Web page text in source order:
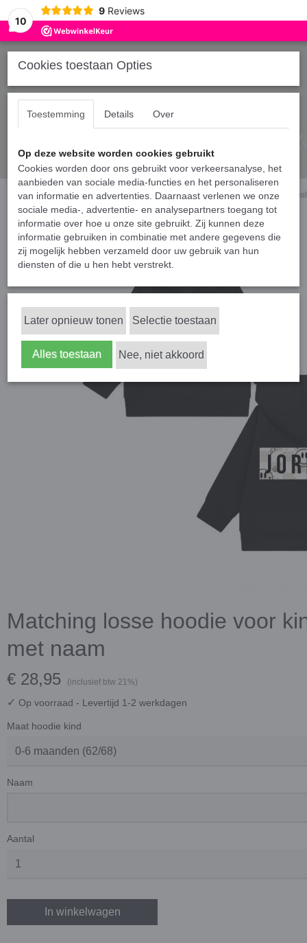
10
9 Reviews
Home › Hoodies broer en/of zus › Matching losse hoodie voor kinderen -
Matching losse hoodie voor
met naam
€ 28,95 (inclusief btw 21%)
✓ Op voorraad - Levertijd 1-2 werkdagen
Maat hoodie kind
Naam
Aantal
In winkelwagen
Cookies toestaan Opties
Toestemming Details Over
Op deze website worden cookies gebruikt
Cookies worden door ons gebruikt voor verkeersanalyse, het
aanbieden van sociale media-functies en het personaliseren
van informatie en advertenties. Daarnaast verlenen we onze
sociale media-, advertentie- en analysepartners toegang tot
informatie over hoe u onze site gebruikt. Zij kunnen deze
informatie gebruiken in combinatie met andere gegevens die
zij mogelijk hebben verzameld door uw gebruik van hun
diensten of die u hen hebt verstrekt.
Later opnieuw tonen Selectie toestaan
Alles toestaan Nee, niet akkoord